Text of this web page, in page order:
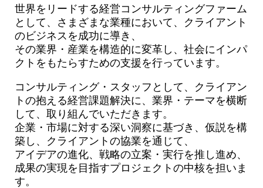
世界をリードする経営コンサルティングファーム
として、さまざまな業種において、クライアント
のビジネスを成功に導き、
その業界・産業を構造的に変革し、社会にインパ
クトをもたらすための支援を行っています。
コンサルティング・スタッフとして、クライアン
トの抱える経営課題解決に、業界・テーマを横断
して、取り組んでいただきます。
企業・市場に対する深い洞察に基づき、仮説を構
築し、クライアントの協業を通じて、
アイデアの進化、戦略の立案・実行を推し進め、
成果の実現を目指すプロジェクトの中核を担いま
す。